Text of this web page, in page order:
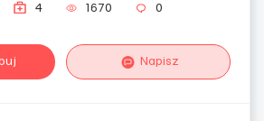
4 1670 0
Napisz